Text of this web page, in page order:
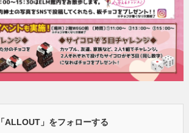
「ALLOUT」をフォローする